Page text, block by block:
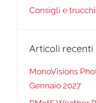
Consigli e trucchi
Articoli recenti
MonoVisions
Gennaio 2027